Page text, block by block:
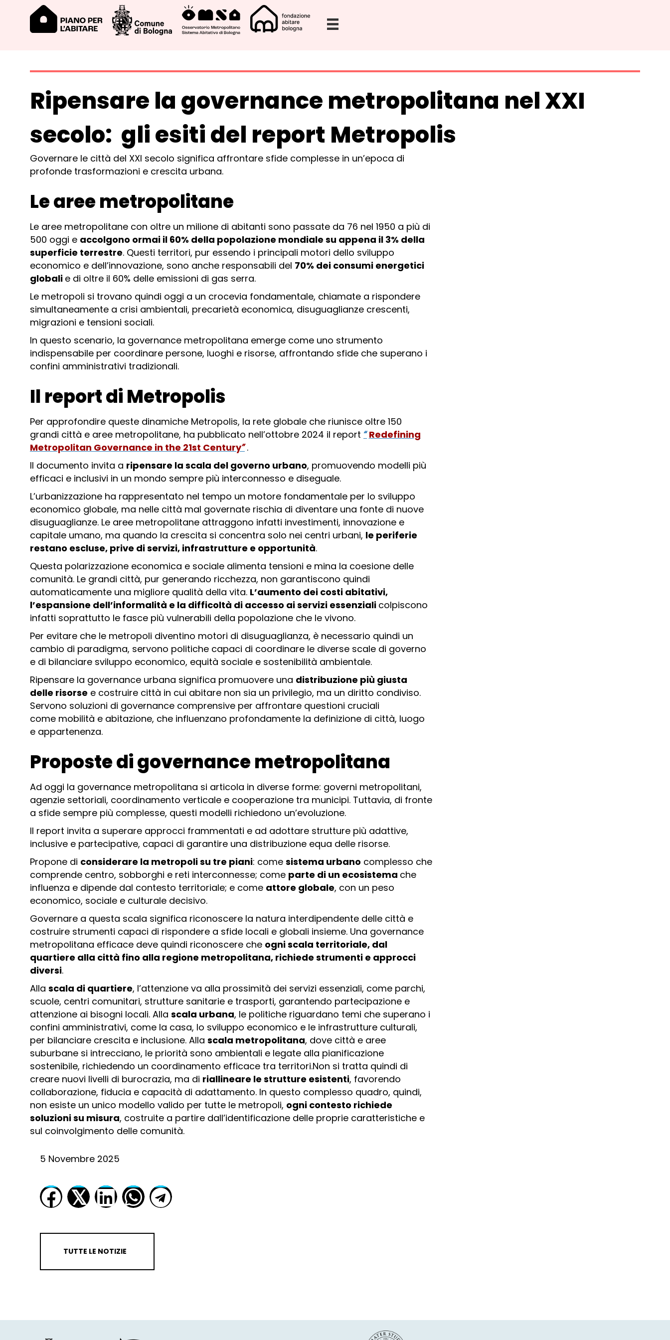
Ripensare la governance metropolitana nel XXI
secolo: gli esiti del report Metropolis
Governare le città del XXI secolo significa affrontare sfide complesse in un’epoca di
profonde trasformazioni e crescita urbana.
Le aree metropolitane
Le aree metropolitane con oltre un milione di abitanti sono passate da 76 nel 1950 a più di
500 oggi e accolgono ormai il 60% della popolazione mondiale su appena il 3% della
superficie terrestre. Questi territori, pur essendo i principali motori dello sviluppo
economico e dell’innovazione, sono anche responsabili del 70% dei consumi energetici
globali e di oltre il 60% delle emissioni di gas serra.
Le metropoli si trovano quindi oggi a un crocevia fondamentale, chiamate a rispondere
simultaneamente a crisi ambientali, precarietà economica, disuguaglianze crescenti,
migrazioni e tensioni sociali.
In questo scenario, la governance metropolitana emerge come uno strumento
indispensabile per coordinare persone, luoghi e risorse, affrontando sfide che superano i
confini amministrativi tradizionali.
Il report di Metropolis
Per approfondire queste dinamiche Metropolis, la rete globale che riunisce oltre 150
grandi città e aree metropolitane, ha pubblicato nell’ottobre 2024 il report “ Redefining
Metropolitan Governance in the 21st Century” .
Il documento invita a ripensare la scala del governo urbano, promuovendo modelli più
efficaci e inclusivi in un mondo sempre più interconnesso e diseguale.
L’urbanizzazione ha rappresentato nel tempo un motore fondamentale per lo sviluppo
economico globale, ma nelle città mal governate rischia di diventare una fonte di nuove
disuguaglianze. Le aree metropolitane attraggono infatti investimenti, innovazione e
capitale umano, ma quando la crescita si concentra solo nei centri urbani, le periferie
restano escluse, prive di servizi, infrastrutture e opportunità.
Questa polarizzazione economica e sociale alimenta tensioni e mina la coesione delle
comunità. Le grandi città, pur generando ricchezza, non garantiscono quindi
automaticamente una migliore qualità della vita. L’aumento dei costi abitativi,
l’espansione dell’informalità e la difficoltà di accesso ai servizi essenziali colpiscono
infatti soprattutto le fasce più vulnerabili della popolazione che le vivono.
Per evitare che le metropoli diventino motori di disuguaglianza, è necessario quindi un
cambio di paradigma, servono politiche capaci di coordinare le diverse scale di governo
e di bilanciare sviluppo economico, equità sociale e sostenibilità ambientale.
Ripensare la governance urbana significa promuovere una distribuzione più giusta
delle risorse e costruire città in cui abitare non sia un privilegio, ma un diritto condiviso.
Servono soluzioni di governance comprensive per affrontare questioni cruciali
come mobilità e abitazione, che influenzano profondamente la definizione di città, luogo
e appartenenza.
Proposte di governance metropolitana
Ad oggi la governance metropolitana si articola in diverse forme: governi metropolitani,
agenzie settoriali, coordinamento verticale e cooperazione tra municipi. Tuttavia, di fronte
a sfide sempre più complesse, questi modelli richiedono un’evoluzione.
Il report invita a superare approcci frammentati e ad adottare strutture più adattive,
inclusive e partecipative, capaci di garantire una distribuzione equa delle risorse.
Propone di considerare la metropoli su tre piani: come sistema urbano complesso che
comprende centro, sobborghi e reti interconnesse; come parte di un ecosistema che
influenza e dipende dal contesto territoriale; e come attore globale, con un peso
economico, sociale e culturale decisivo.
Governare a questa scala significa riconoscere la natura interdipendente delle città e
costruire strumenti capaci di rispondere a sfide locali e globali insieme. Una governance
metropolitana efficace deve quindi riconoscere che ogni scala territoriale, dal
quartiere alla città fino alla regione metropolitana, richiede strumenti e approcci
diversi.
Alla scala di quartiere, l’attenzione va alla prossimità dei servizi essenziali, come parchi,
scuole, centri comunitari, strutture sanitarie e trasporti, garantendo partecipazione e
attenzione ai bisogni locali. Alla scala urbana, le politiche riguardano temi che superano i
confini amministrativi, come la casa, lo sviluppo economico e le infrastrutture culturali,
per bilanciare crescita e inclusione. Alla scala metropolitana, dove città e aree
suburbane si intrecciano, le priorità sono ambientali e legate alla pianificazione
sostenibile, richiedendo un coordinamento efficace tra territori.Non si tratta quindi di
creare nuovi livelli di burocrazia, ma di riallineare le strutture esistenti, favorendo
collaborazione, fiducia e capacità di adattamento. In questo complesso quadro, quindi,
non esiste un unico modello valido per tutte le metropoli, ogni contesto richiede
soluzioni su misura, costruite a partire dall’identificazione delle proprie caratteristiche e
sul coinvolgimento delle comunità.
5 Novembre 2025
𝕏
TUTTE LE NOTIZIE